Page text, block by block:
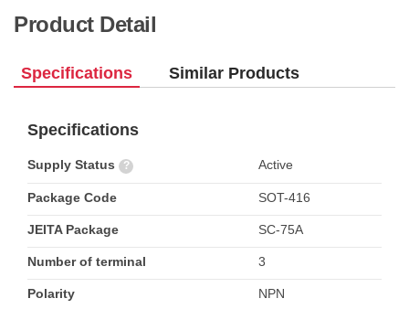
Product Detail
Specifications Similar Products
Specifications
Supply Status ? Active
Package Code SOT-416
JEITA Package SC-75A
Number of terminal 3
Polarity NPN